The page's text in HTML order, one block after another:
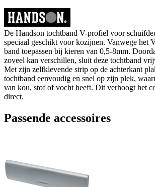
De Handson tochtband V-profiel voor
speciaal geschikt voor kozijnen. Vanwege het
band toepassen bij kieren van 0,5-8mm.
zoveel kan verschillen, sluit deze tochtband
Met zijn zelfklevende strip op de achterkant
tochtband eenvoudig en snel op zijn plek,
van kou, stof of vocht heeft. Dit verhoogt het
direct.
Passende accessoires